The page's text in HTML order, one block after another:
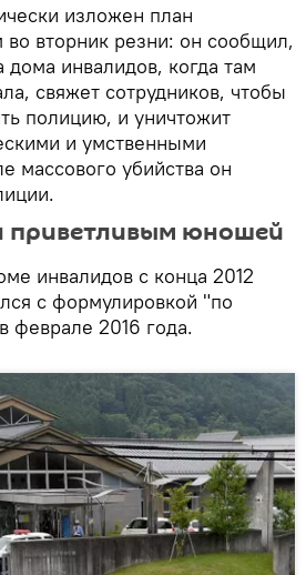
изложен план
вторник резни: он сообщил,
дома инвалидов, когда там
свяжет сотрудников, чтобы
полицию, и уничтожит
и умственными
массового убийства он
приветливым юношей
инвалидов с конца 2012
с формулировкой "по
феврале 2016 года.